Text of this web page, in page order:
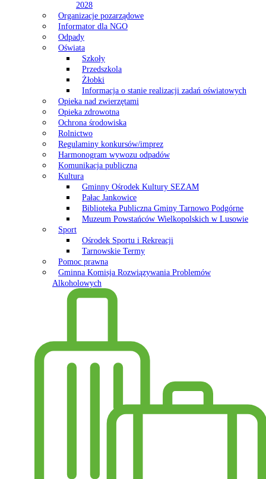
2028
Organizacje pozarządowe
Informator dla NGO
Odpady
Oświata
Szkoły
Przedszkola
Żłobki
Informacja o stanie realizacji zadań oświatowych
Opieka nad zwierzętami
Opieka zdrowotna
Ochrona środowiska
Rolnictwo
Regulaminy konkursów/imprez
Harmonogram wywozu odpadów
Komunikacja publiczna
Kultura
Gminny Ośrodek Kultury SEZAM
Pałac Jankowice
Biblioteka Publiczna Gminy Tarnowo Podgórne
Muzeum Powstańców Wielkopolskich w Lusowie
Sport
Ośrodek Sportu i Rekreacji
Tarnowskie Termy
Pomoc prawna
Gminna Komisja Rozwiązywania Problemów
Alkoholowych